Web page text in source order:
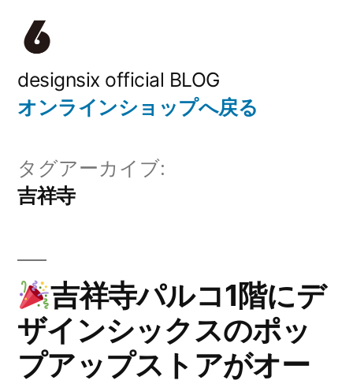
designsix official BLOG
オンラインショップへ戻る
タグアーカイブ:
吉祥寺
吉祥寺パルコ1階にデ
ザインシックスのポッ
プアップストアがオー